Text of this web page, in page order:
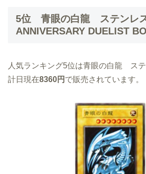
5位 青眼の白龍 ステンレ
ANNIVERSARY DUELIST
人気ランキング5位は青眼の白龍 ス
計日現在8360円 で販売されています。